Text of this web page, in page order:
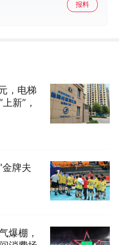
报料
，电梯
新”，
牌夫
爆棚，